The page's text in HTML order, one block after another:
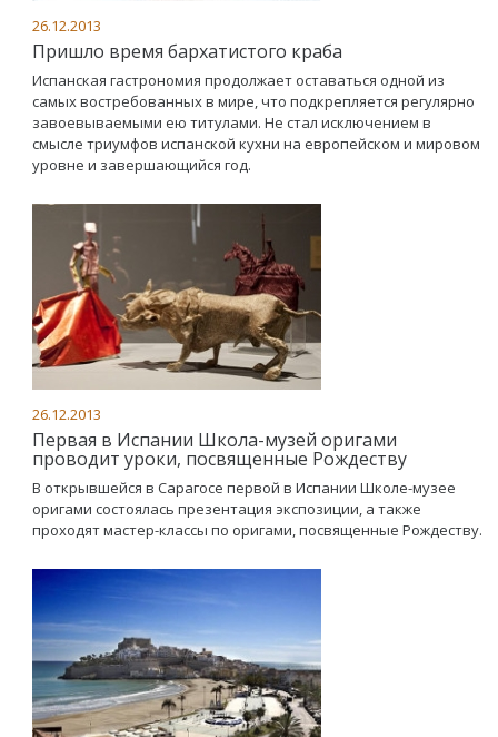
26.12.2013
Пришло время бархатистого краба
Испанская гастрономия продолжает оставаться одной из
самых востребованных в мире, что подкрепляется регулярно
завоевываемыми ею титулами. Не стал исключением в
смысле триумфов испанской кухни на европейском и мировом
уровне и завершающийся год.
26.12.2013
Первая в Испании Школа-музей оригами
проводит уроки, посвященные Рождеству
В открывшейся в Сарагосе первой в Испании Школе-музее
оригами состоялась презентация экспозиции, а также
проходят мастер-классы по оригами, посвященные Рождеству.